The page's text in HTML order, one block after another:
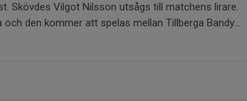
Skövdes Vilgot Nilsson utsågs till matchens lirare.
och den kommer att spelas mellan Tillberga Bandy...